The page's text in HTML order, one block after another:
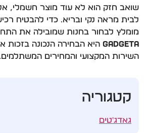
שואב חזק הוא לא עוד מוצר חשמלי,
לבית מראה נקי ובריא. כדי להבטיח
מומלץ לבחור בחנות שמובילה את
Gadgeta היא הבחירה הנכונה בזכות
השירות המקצועי והמחירים המשתלמים.
קטגוריה
גאדג'טים